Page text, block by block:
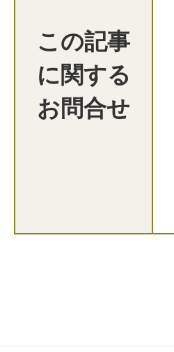
この記事
に関する
お問合せ